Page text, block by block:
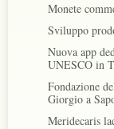
Monete
Sviluppo
Nuova app
UNESCO in
Fondazione
Giorgio a
Meridecaris